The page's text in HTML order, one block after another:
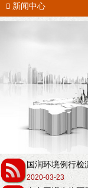
 新闻中心
国润环境例行检
2020-03-23